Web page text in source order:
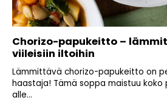
Chorizo-papukeitto –
viileisiin iltoihin
Lämmittävä chorizo-papukeitto on
haastaja! Tämä soppa maistuu koko
alle...